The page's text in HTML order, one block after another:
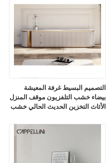
التصميم البسيط غرفة المعيشة
بيضاء خشب التلفزيون موقف المنزل
الأثاث التخزين الحديث الحالي خشب
التلفزيون